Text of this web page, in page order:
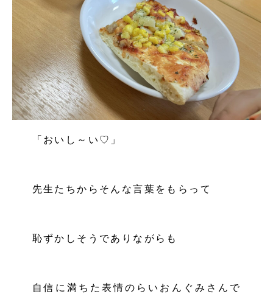
「おいし～い♡」
先生たちからそんな言葉をもらって
恥ずかしそうでありながらも
自信に満ちた表情のらいおんぐみさんで